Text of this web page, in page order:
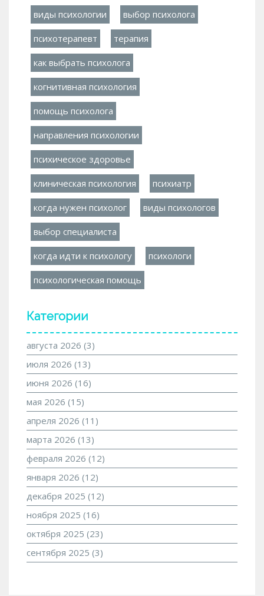
виды психологии выбор психолога
психотерапевт терапия
как выбрать психолога
когнитивная психология
помощь психолога
направления психологии
психическое здоровье
клиническая психология психиатр
когда нужен психолог виды психологов
выбор специалиста
когда идти к психологу психологи
психологическая помощь
Категории
августа 2026 (3)
июля 2026 (13)
июня 2026 (16)
мая 2026 (15)
апреля 2026 (11)
марта 2026 (13)
февраля 2026 (12)
января 2026 (12)
декабря 2025 (12)
ноября 2025 (16)
октября 2025 (23)
сентября 2025 (3)